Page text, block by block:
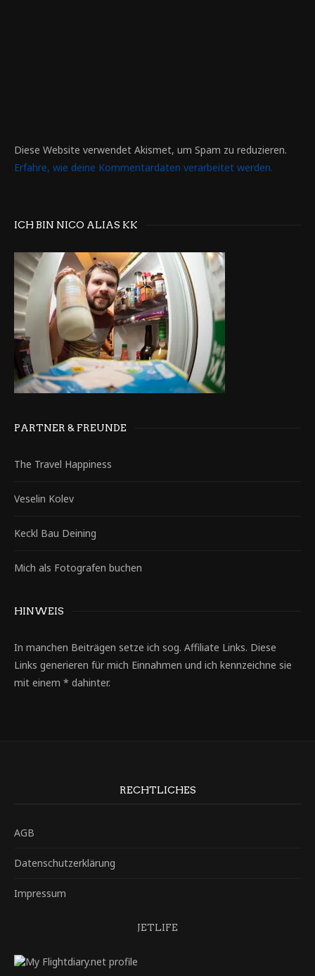
Diese Website verwendet Akismet, um Spam zu reduzieren.
Erfahre, wie deine Kommentardaten verarbeitet werden.
ICH BIN NICO ALIAS KK
PARTNER & FREUNDE
The Travel Happiness
Veselin Kolev
Keckl Bau Deining
Mich als Fotografen buchen
HINWEIS
In manchen Beiträgen setze ich sog. Affiliate Links. Diese
Links generieren für mich Einnahmen und ich kennzeichne sie
mit einem * dahinter.
RECHTLICHES
AGB
Datenschutzerklärung
Impressum
JETLIFE